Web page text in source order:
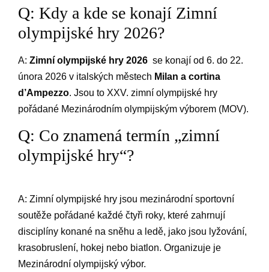
Q: ‌Kdy​ a kde se konají Zimní
olympijské hry 2026?
A: Zimní ⁤olympijské hry⁣ 2026 ⁣ se ⁣konají od⁤ 6. ‍do 22.⁣
února 2026 v​ italských ⁢městech⁣ Milan a ‍cortina
d’Ampezzo. Jsou⁣ to XXV.⁣ zimní olympijské hry
pořádané Mezinárodním‌ olympijským ⁢výborem⁢ (MOV).
Q:⁤ Co znamená ⁢termín „zimní
‍olympijské hry“?
A: Zimní olympijské hry jsou ‌mezinárodní sportovní
soutěže ‍pořádané každé čtyři roky, které zahrnují
⁤disciplíny konané ‌na‌ sněhu a ledě, jako‌ jsou lyžování,
krasobruslení, hokej nebo biatlon. Organizuje je
Mezinárodní olympijský výbor.